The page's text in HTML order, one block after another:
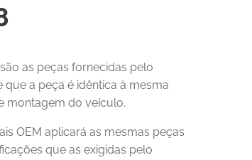
as peças fornecidas pelo
a peça é idêntica à mesma
montagem do veículo.
OEM aplicará as mesmas peças
que as exigidas pelo